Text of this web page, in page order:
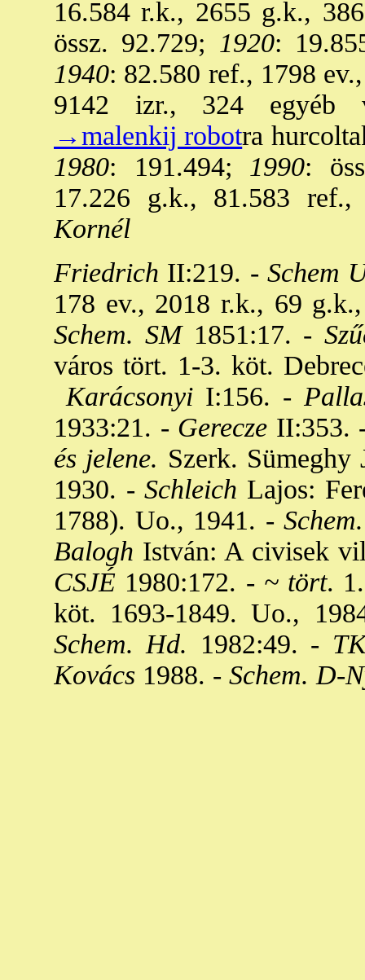
16.584 r.k., 2655 g.k.,
össz. 92.729; 1920:
1940: 82.580 ref., 1798
9142 izr., 324 egyéb
→malenkij robotra
1980: 191.494; 1990:
17.226 g.k., 81.583 ref.,
Kornél
Friedrich II:219. - Schem
178 ev., 2018 r.k., 69
Schem. SM1851:17. -
város tört. 1-3. köt.
Karácsonyi I:156. -
1933:21. - Gerecze II:353.
és jelene. Szerk. Sümeghy
1930. - Schleich Lajos:
1788). Uo., 1941. -
Balogh István: A civisek
CSJÉ 1980:172. - ~ tört.
köt. 1693-1849. Uo.,
Schem. Hd. 1982:49. -
Kovács 1988. - Schem. D-